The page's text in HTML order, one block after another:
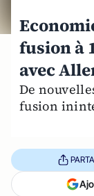
fusion à
avec
De
fusion